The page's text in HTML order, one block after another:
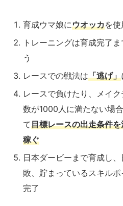
育成ウマ娘にウオッカを
トレーニングは育成完了ま
う
レースでの戦法は「逃げ」
レースで負けたり、メイ
数が1000人に満たない場
て目標レースの出走条件
稼ぐ
日本ダービーまで育成し
敗、貯まっているスキル
完了